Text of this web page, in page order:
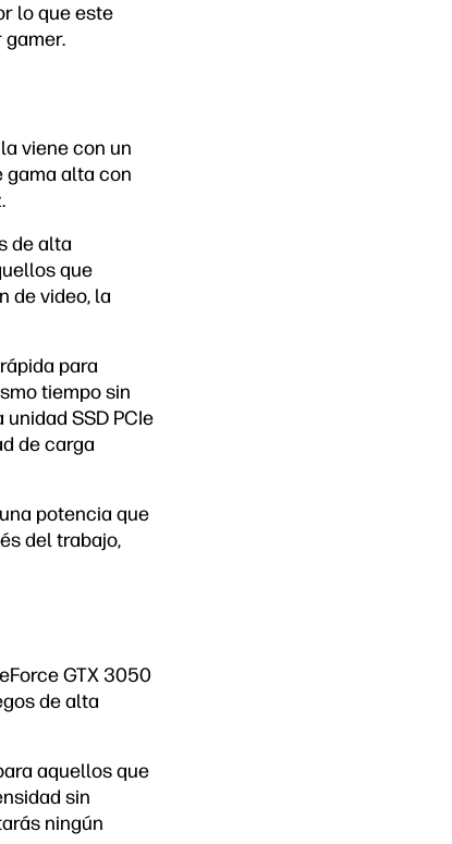
lo que este
viene con un
gama alta con
de alta
que
de video, la
para
tiempo sin
SSD PCIe
de carga
potencia que
del trabajo,
GTX 3050
de alta
aquellos que
sin
ningún